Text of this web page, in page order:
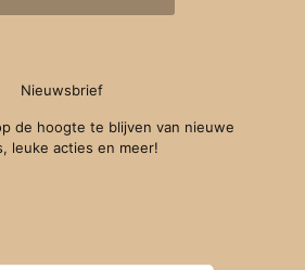
Nieuwsbrief
de hoogte te blijven van nieuwe
leuke acties en meer!